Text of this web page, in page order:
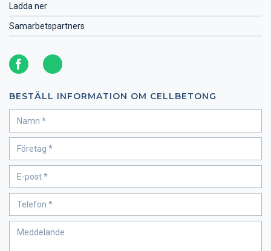
Ladda ner
Samarbetspartners
BESTÄLL INFORMATION OM CELLBETONG